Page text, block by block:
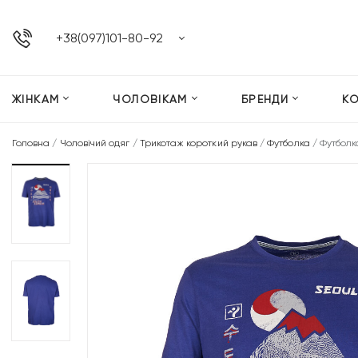
+38(097)101-80-92
ЖІНКАМ ЧОЛОВІКАМ БРЕНДИ
Головна / Чоловічий одяг / Трикотаж короткий рукав /Футболка /